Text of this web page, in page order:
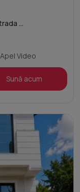
...
Video
Sună acum